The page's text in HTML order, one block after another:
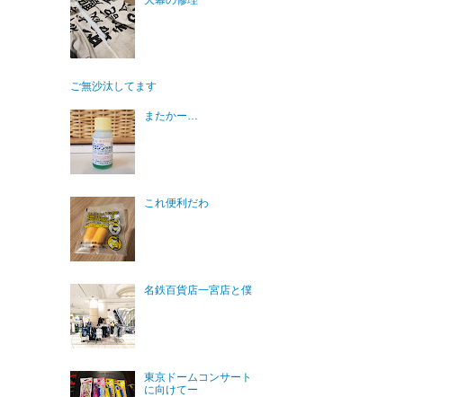
ご無沙汰してます
またかー…
これ便利だわ
名鉄百貨店一宮店と僕
東京ドームコンサート
に向けてー